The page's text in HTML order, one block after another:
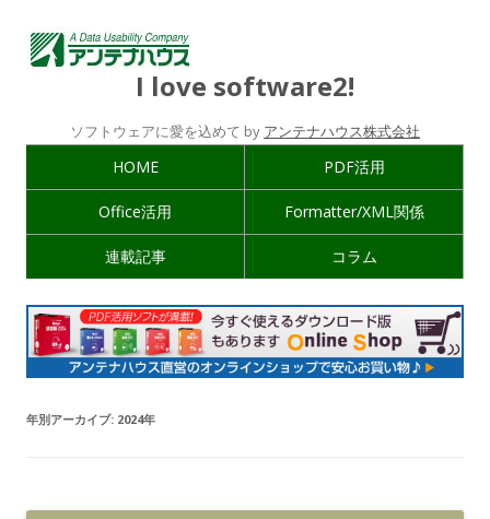
I love software2!
ソフトウェアに愛を込めて by アンテナハウス株式会社
HOME PDF活用
Office活用 Formatter/XML関係
連載記事 コラム
年別アーカイブ: 2024年